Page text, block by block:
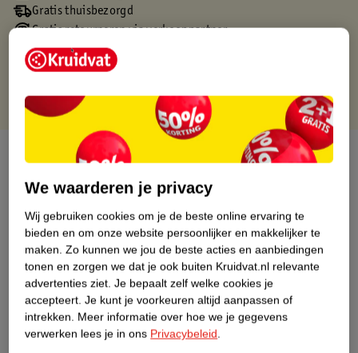
Gratis thuisbezorgd
Gratis retourneren via verkooppartner.
Gratis punten met je Kruidvat kaart
Over dit product
Productinformatie
Nature Impact Score
Dit product heeft (nog) geen Nature
Impact Score.
Meer informatie
We waarderen je privacy
Wij gebruiken cookies om je de beste online ervaring te
bieden en om onze website persoonlijker en makkelijker te
maken. Zo kunnen we jou de beste acties en aanbiedingen
tonen en zorgen we dat je ook buiten Kruidvat.nl relevante
advertenties ziet. Je bepaalt zelf welke cookies je
accepteert. Je kunt je voorkeuren altijd aanpassen of
intrekken. Meer informatie over hoe we je gegevens
verwerken lees je in ons Privacybeleid.